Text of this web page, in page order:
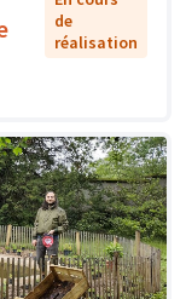
de
réalisation